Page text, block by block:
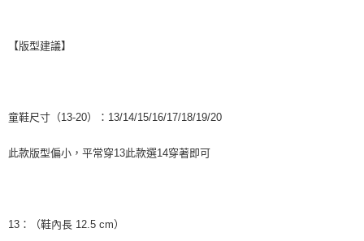
【版型建議】
童鞋尺寸（13-20）：13/14/15/16/17/18/19/20
此款版型偏小，平常穿13此款選14穿著即可
13：（鞋內長 12.5 cm）